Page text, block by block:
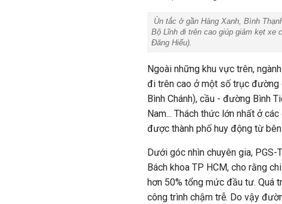
Ùn tắc ở gần Hàng Xanh, Bình
Bộ Lĩnh đi trên cao giúp giảm kẹt xe
Đăng Hiếu).
Ngoài những khu vực trên,
đi trên cao ở một số trục đường
Bình Chánh), cầu - đường Bình
Nam... Thách thức lớn nhất ở
được thành phố huy động từ
Dưới góc nhìn chuyên gia,
Bách khoa TP HCM, cho rằng
hơn 50% tổng mức đầu tư. Quá
công trình chậm trễ. Do vậy